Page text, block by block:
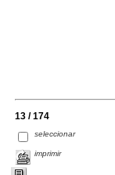
13 / 174
seleccionar
imprimir